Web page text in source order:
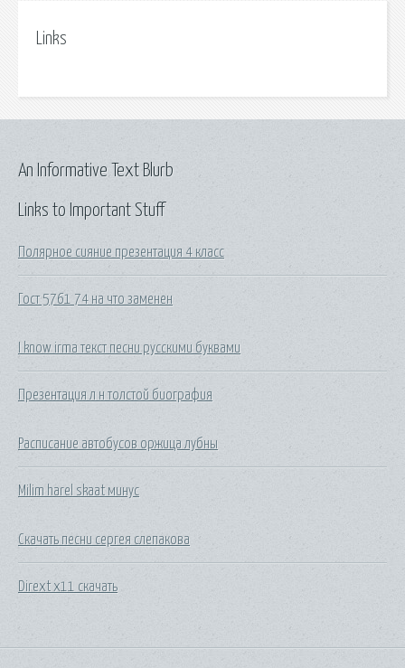
Links
Links to Important Stuff
Полярное сияние презентация 4 класс
Гост 5761 74 на что заменен
I know irma текст песни русскими буквами
Презентация л н толстой биография
Расписание автобусов оржица лубны
Milim harel skaat минус
Скачать песни сергея слепакова
Dirext x11 скачать
An Informative Text Blurb